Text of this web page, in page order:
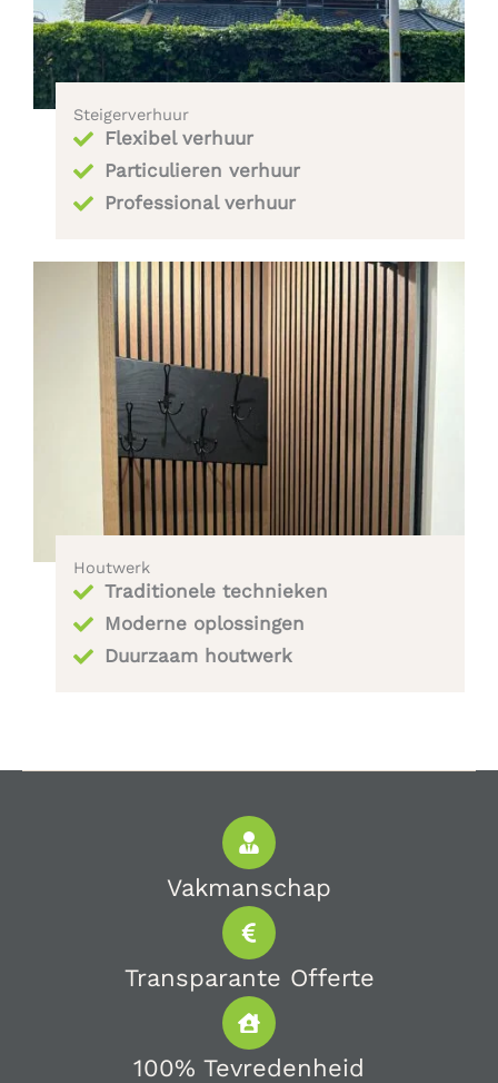
Steigerverhuur
Flexibel verhuur
Particulieren verhuur
Professional verhuur
Houtwerk
Traditionele technieken
Moderne oplossingen
Duurzaam houtwerk
Vakmanschap
Transparante Offerte
100% Tevredenheid